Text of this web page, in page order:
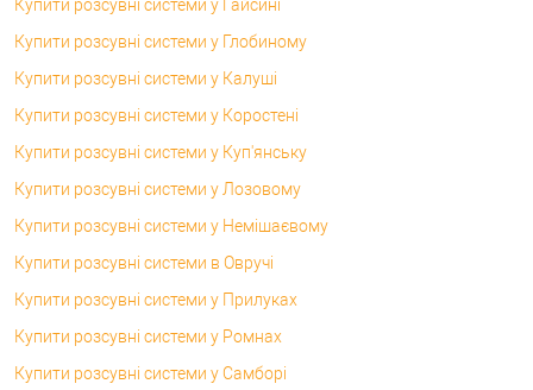
Купити розсувні системи у Гайсині
Купити розсувні системи у Глобиному
Купити розсувні системи у Калуші
Купити розсувні системи у Коростені
Купити розсувні системи у Куп'янську
Купити розсувні системи у Лозовому
Купити розсувні системи у Немішаєвому
Купити розсувні системи в Овручі
Купити розсувні системи у Прилуках
Купити розсувні системи у Ромнах
Купити розсувні системи у Самборі